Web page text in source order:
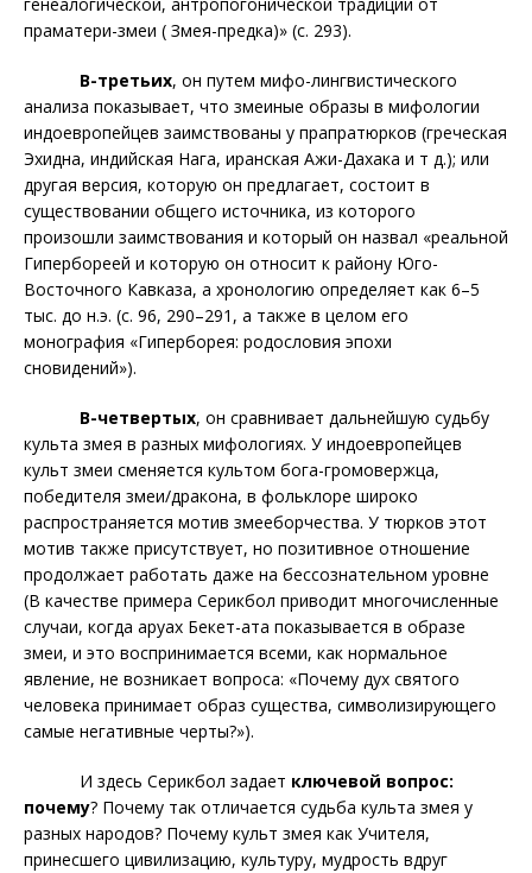
праматери-змеи ( Змея-предка)» (с. 293).
В-третьих, он путем мифо-лингвистического
анализа показывает, что змеиные образы в мифологии
индоевропейцев заимствованы у прапратюрков (греческая
Эхидна, индийская Нага, иранская Ажи-Дахака и т д.); или
другая версия, которую он предлагает, состоит в
существовании общего источника, из которого
произошли заимствования и который он назвал «реальной
Гипербореей и которую он относит к району Юго-
Восточного Кавказа, а хронологию определяет как 6–5
тыс. до н.э. (с. 96, 290–291, а также в целом его
монография «Гиперборея: родословия эпохи
сновидений»).
В-четвертых, он сравнивает дальнейшую судьбу
культа змея в разных мифологиях. У индоевропейцев
культ змеи сменяется культом бога-громовержца,
победителя змеи/дракона, в фольклоре широко
распространяется мотив змееборчества. У тюрков этот
мотив также присутствует, но позитивное отношение
продолжает работать даже на бессознательном уровне
(В качестве примера Серикбол приводит многочисленные
случаи, когда аруах Бекет-ата показывается в образе
змеи, и это воспринимается всеми, как нормальное
явление, не возникает вопроса: «Почему дух святого
человека принимает образ существа, символизирующего
самые негативные черты?»).
И здесь Серикбол задает ключевой вопрос:
почему? Почему так отличается судьба культа змея у
разных народов? Почему культ змея как Учителя,
принесшего цивилизацию, культуру, мудрость вдруг